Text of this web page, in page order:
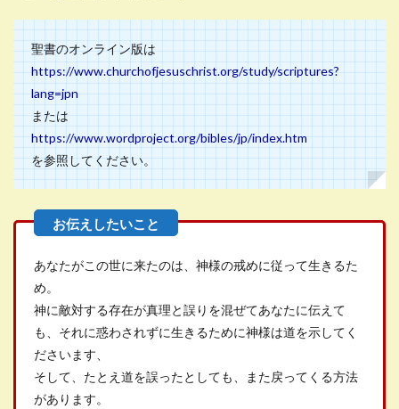
聖書のオンライン版は
https://www.churchofjesuschrist.org/study/scriptures?
lang=jpn
または
https://www.wordproject.org/bibles/jp/index.htm
を参照してください。
あなたがこの世に来たのは、神様の戒めに従って生きるた
め。
神に敵対する存在が真理と誤りを混ぜてあなたに伝えて
も、それに惑わされずに生きるために神様は道を示してく
ださいます、
そして、たとえ道を誤ったとしても、また戻ってくる方法
があります。